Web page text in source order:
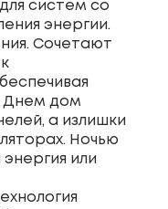
систем со
энергии.
Сочетают
Днем дом
а излишки
Ночью
или